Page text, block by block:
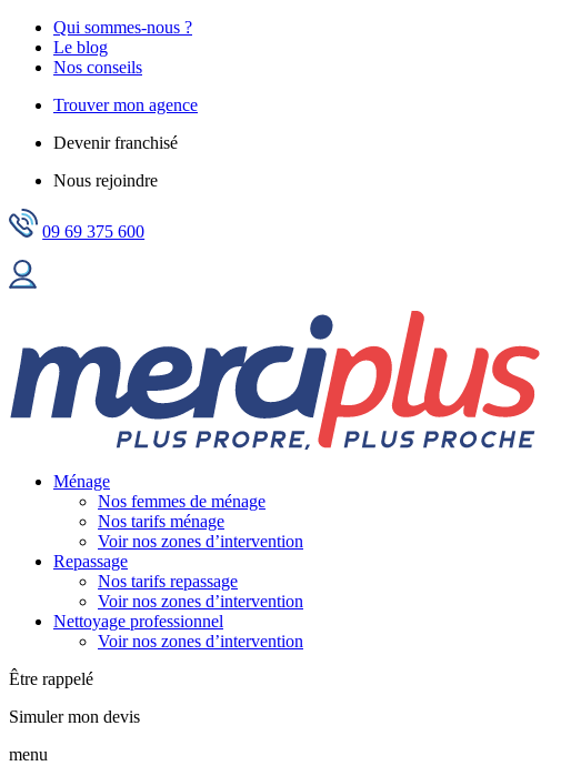
Qui sommes-nous ?
Le blog
Nos conseils
Trouver mon agence
Devenir franchisé
Nous rejoindre
09 69 375 600
Ménage
Nos femmes de ménage
Nos tarifs ménage
Voir nos zones d’intervention
Repassage
Nos tarifs repassage
Voir nos zones d’intervention
Nettoyage professionnel
Voir nos zones d’intervention
Être rappelé
Simuler mon devis
menu